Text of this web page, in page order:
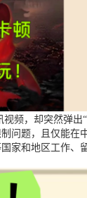
频，却突然弹
题，且仅能
和地区工作、